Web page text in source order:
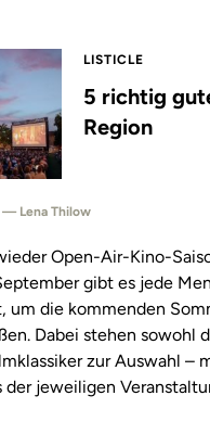
LISTICLE
5 richtig
Region
— Lena Thilow
Open-Air-Kino-
gibt es jede
um die kommenden
Dabei stehen sowohl
zur Auswahl –
der jeweiligen